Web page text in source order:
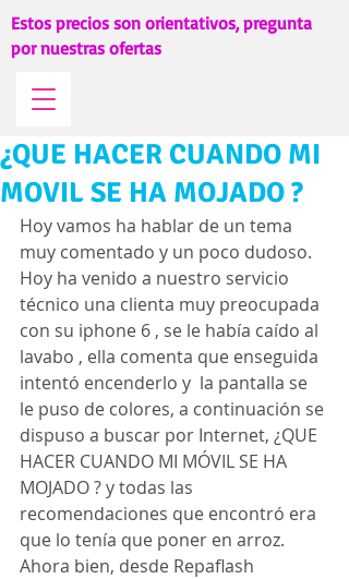
Estos precios son orientativos, pregunta
por nuestras ofertas
¿QUE HACER CUANDO MI
MOVIL SE HA MOJADO ?
Hoy vamos ha hablar de un tema
muy comentado y un poco dudoso.
Hoy ha venido a nuestro servicio
técnico una clienta muy preocupada
con su iphone 6 , se le había caído al
lavabo , ella comenta que enseguida
intentó encenderlo y  la pantalla se
le puso de colores, a continuación se
dispuso a buscar por Internet, ¿QUE
HACER CUANDO MI MÓVIL SE HA
MOJADO ? y todas las
recomendaciones que encontró era
que lo tenía que poner en arroz.
Ahora bien, desde Repaflash